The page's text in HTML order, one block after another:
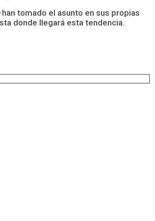
han tomado el asunto en sus propias
donde llegará esta tendencia.